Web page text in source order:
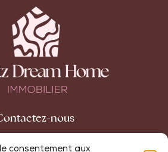
consentement aux
nous
42 avenue Carnot